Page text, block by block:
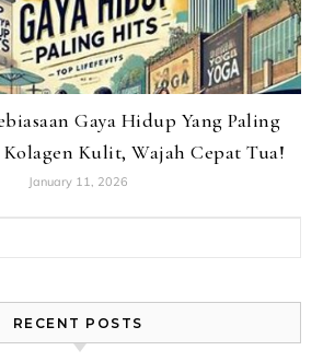
Gaya Hidup Yang Paling
Kulit, Wajah Cepat Tua!
January 11, 2026
RECENT POSTS